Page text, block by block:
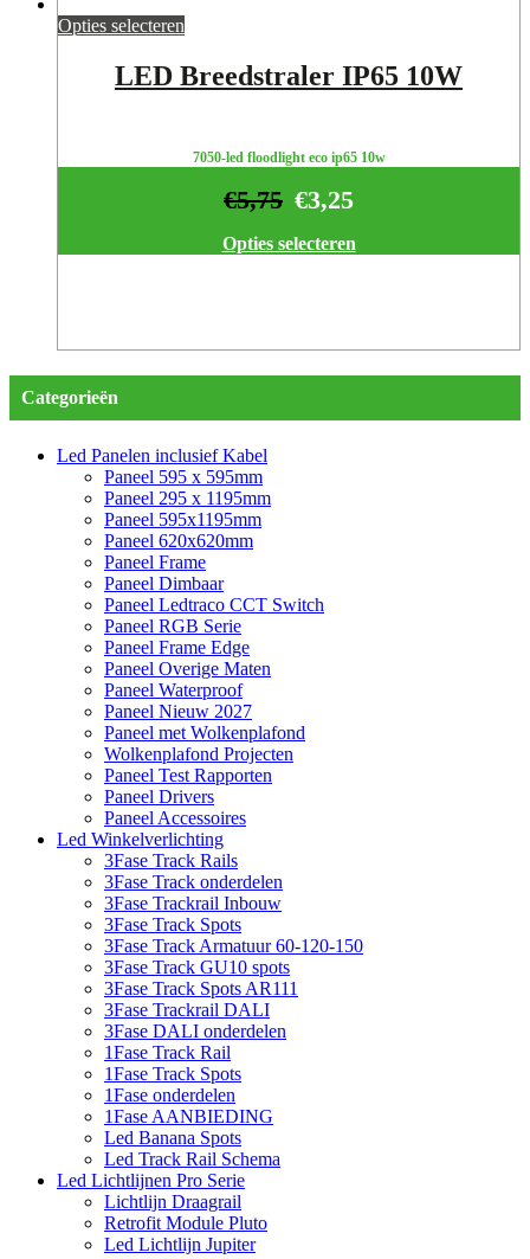
Opties selecteren
LED Breedstraler IP65 10W
7050-led floodlight eco ip65 10w
€3,25
€5,75
Opties selecteren
Categorieën
Led Panelen inclusief Kabel
Paneel 595 x 595mm
Paneel 295 x 1195mm
Paneel 595x1195mm
Paneel 620x620mm
Paneel Frame
Paneel Dimbaar
Paneel Ledtraco CCT Switch
Paneel RGB Serie
Paneel Frame Edge
Paneel Overige Maten
Paneel Waterproof
Paneel Nieuw 2027
Paneel met Wolkenplafond
Wolkenplafond Projecten
Paneel Test Rapporten
Paneel Drivers
Paneel Accessoires
Led Winkelverlichting
3Fase Track Rails
3Fase Track onderdelen
3Fase Trackrail Inbouw
3Fase Track Spots
3Fase Track Armatuur 60-120-150
3Fase Track GU10 spots
3Fase Track Spots AR111
3Fase Trackrail DALI
3Fase DALI onderdelen
1Fase Track Rail
1Fase Track Spots
1Fase onderdelen
1Fase AANBIEDING
Led Banana Spots
Led Track Rail Schema
Led Lichtlijnen Pro Serie
Lichtlijn Draagrail
Retrofit Module Pluto
Led Lichtlijn Jupiter